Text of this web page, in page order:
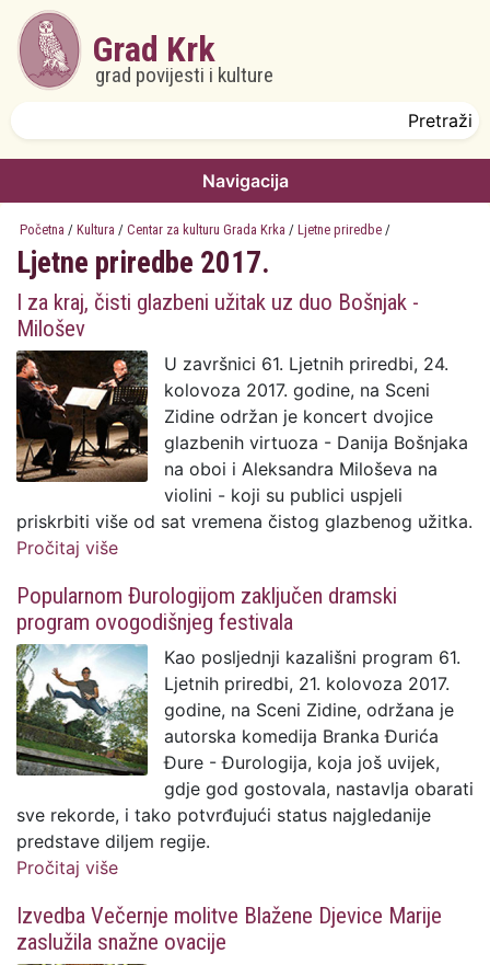
Skoči na glavni sadržaj
Grad Krk
grad povijesti i kulture
Navigacija
Početna / Kultura / Centar za kulturu Grada Krka / Ljetne priredbe /
Ljetne priredbe 2017.
I za kraj, čisti glazbeni užitak uz duo Bošnjak -
Milošev
U završnici 61. Ljetnih priredbi, 24.
kolovoza 2017. godine, na Sceni
Zidine održan je koncert dvojice
glazbenih virtuoza - Danija Bošnjaka
na oboi i Aleksandra Miloševa na
violini - koji su publici uspjeli
priskrbiti više od sat vremena čistog glazbenog užitka.
Pročitaj više
Popularnom Đurologijom zaključen dramski
program ovogodišnjeg festivala
Kao posljednji kazališni program 61.
Ljetnih priredbi, 21. kolovoza 2017.
godine, na Sceni Zidine, održana je
autorska komedija Branka Đurića
Đure - Đurologija, koja još uvijek,
gdje god gostovala, nastavlja obarati
sve rekorde, i tako potvrđujući status najgledanije
predstave diljem regije.
Pročitaj više
Izvedba Večernje molitve Blažene Djevice Marije
zaslužila snažne ovacije